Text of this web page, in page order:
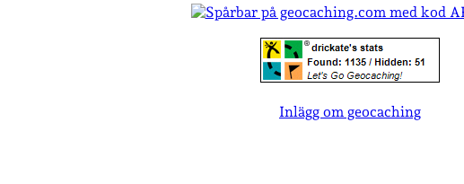
Inlägg om geocaching